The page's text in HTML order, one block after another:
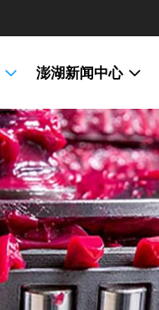
澎湖新闻中心